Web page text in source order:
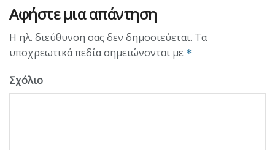
Αφήστε μια απάντηση
Η ηλ. διεύθυνση σας δεν δημοσιεύεται. Τα
υποχρεωτικά πεδία σημειώνονται με *
Σχόλιο